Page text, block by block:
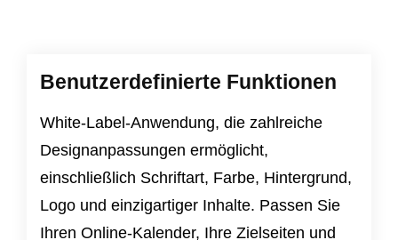
Benutzerdefinierte Funktionen
White-Label-Anwendung, die zahlreiche
Designanpassungen ermöglicht,
einschließlich Schriftart, Farbe, Hintergrund,
Logo und einzigartiger Inhalte. Passen Sie
Ihren Online-Kalender, Ihre Zielseiten und